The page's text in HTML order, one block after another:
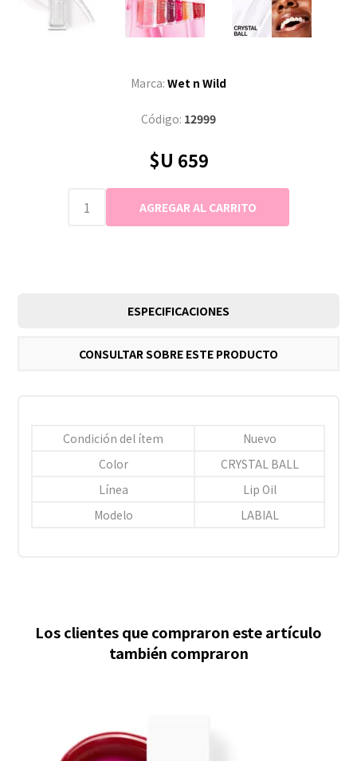
Marca: Wet n Wild
Código: 12999
$U 659
ESPECIFICACIONES
CONSULTAR SOBRE ESTE PRODUCTO
Condición del ítem
Nuevo
Color
CRYSTAL BALL
Línea
Lip Oil
Modelo
LABIAL
Los clientes que compraron este artículo
también compraron